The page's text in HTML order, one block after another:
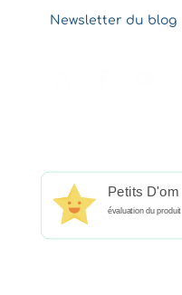
Newsletter du blog
Petits D'om
évaluation du produit